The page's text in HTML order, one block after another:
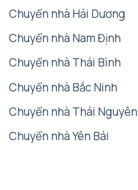
Chuyển nhà Hải Dương
Chuyển nhà Nam Định
Chuyển nhà Thái Bình
Chuyển nhà Bắc Ninh
Chuyển nhà Thái Nguyên
Chuyển nhà Yên Bái